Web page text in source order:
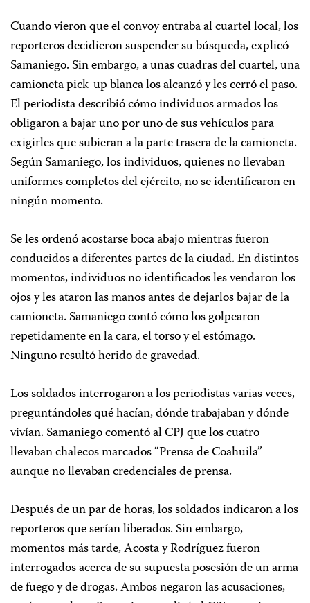
Cuando vieron que el convoy entraba al cuartel local, los
reporteros decidieron suspender su búsqueda, explicó
Samaniego. Sin embargo, a unas cuadras del cuartel, una
camioneta pick-up blanca los alcanzó y les cerró el paso.
El periodista describió cómo individuos armados los
obligaron a bajar uno por uno de sus vehículos para
exigirles que subieran a la parte trasera de la camioneta.
Según Samaniego, los individuos, quienes no llevaban
uniformes completos del ejército, no se identificaron en
ningún momento.
Se les ordenó acostarse boca abajo mientras fueron
conducidos a diferentes partes de la ciudad. En distintos
momentos, individuos no identificados les vendaron los
ojos y les ataron las manos antes de dejarlos bajar de la
camioneta. Samaniego contó cómo los golpearon
repetidamente en la cara, el torso y el estómago.
Ninguno resultó herido de gravedad.
Los soldados interrogaron a los periodistas varias veces,
preguntándoles qué hacían, dónde trabajaban y dónde
vivían. Samaniego comentó al CPJ que los cuatro
llevaban chalecos marcados “Prensa de Coahuila”
aunque no llevaban credenciales de prensa.
Después de un par de horas, los soldados indicaron a los
reporteros que serían liberados. Sin embargo,
momentos más tarde, Acosta y Rodríguez fueron
interrogados acerca de su supuesta posesión de un arma
de fuego y de drogas. Ambos negaron las acusaciones,